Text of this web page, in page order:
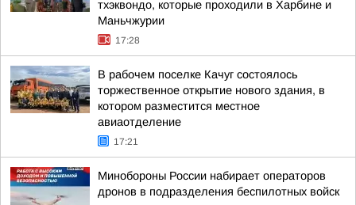
тхэквондо, которые проходили в Харбине и
Маньчжурии
17:28
В рабочем поселке Качуг состоялось
торжественное открытие нового здания, в
котором разместится местное
авиаотделение
17:21
Минобороны России набирает операторов
дронов в подразделения беспилотных войск